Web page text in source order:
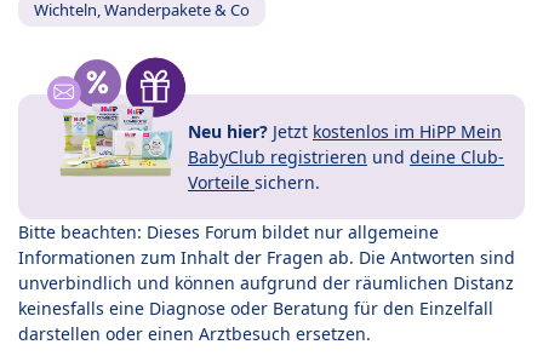
Wichteln, Wanderpakete & Co
Neu hier? Jetzt kostenlos im HiPP Mein
BabyClub registrieren und deine Club-
Vorteile sichern.
Bitte beachten: Dieses Forum bildet nur allgemeine
Informationen zum Inhalt der Fragen ab. Die Antworten sind
unverbindlich und können aufgrund der räumlichen Distanz
keinesfalls eine Diagnose oder Beratung für den Einzelfall
darstellen oder einen Arztbesuch ersetzen.